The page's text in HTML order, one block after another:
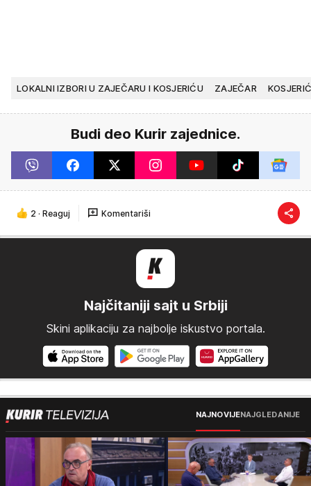
LOKALNI IZBORI U ZAJEČARU I KOSJERIĆU ZAJEČAR
Budi deo Kurir zajednice.
2 · Reaguj Komentariši
Najčitaniji sajt u Srbiji
Skini aplikaciju za najbolje iskustvo portala.
NAJNOVIJENAJGLEDANIJE